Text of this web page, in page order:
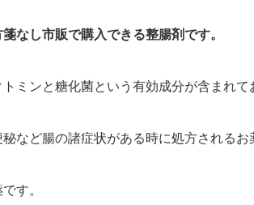
なし市販で購入できる整腸剤です。
ミンと糖化菌という有効成分が含まれ
など腸の諸症状がある時に処方されるお
す。